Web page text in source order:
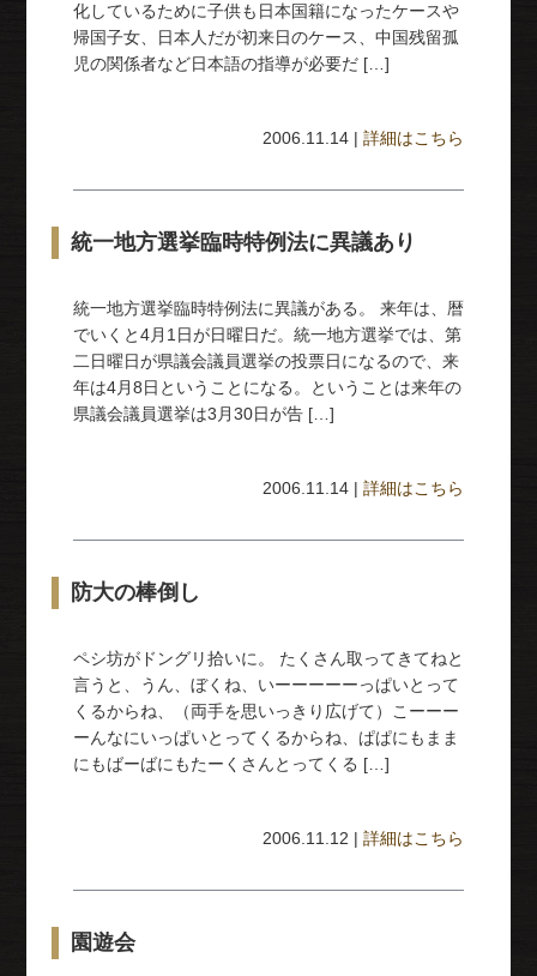
化しているために子供も日本国籍になったケースや
帰国子女、日本人だが初来日のケース、中国残留孤
児の関係者など日本語の指導が必要だ […]
2006.11.14 |詳細はこちら
統一地方選挙臨時特例法に異議あり
統一地方選挙臨時特例法に異議がある。 来年は、暦
でいくと4月1日が日曜日だ。統一地方選挙では、第
二日曜日が県議会議員選挙の投票日になるので、来
年は4月8日ということになる。ということは来年の
県議会議員選挙は3月30日が告 […]
2006.11.14 |詳細はこちら
防大の棒倒し
ペシ坊がドングリ拾いに。 たくさん取ってきてねと
言うと、うん、ぼくね、いーーーーーっぱいとって
くるからね、（両手を思いっきり広げて）こーーー
ーんなにいっぱいとってくるからね、ぱぱにもまま
にもばーばにもたーくさんとってくる […]
2006.11.12 |詳細はこちら
園遊会